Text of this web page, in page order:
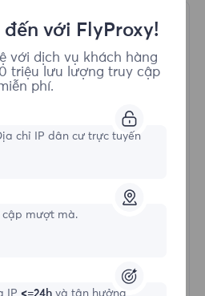
Không giới hạn
với FlyProxy!
với dịch vụ khách hàng
triệu lưu lượng truy cập
phí.
chỉ IP dân cư trực tuyến
cập mượt mà.
IP <=24h và tận hưởng